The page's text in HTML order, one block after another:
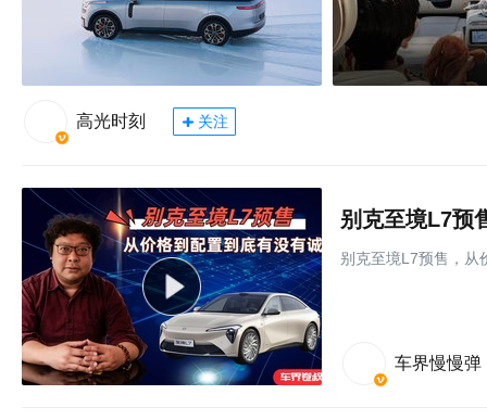
高光时刻 关注
别克至境L7预
别克至境L7预售，从
车界慢慢弹